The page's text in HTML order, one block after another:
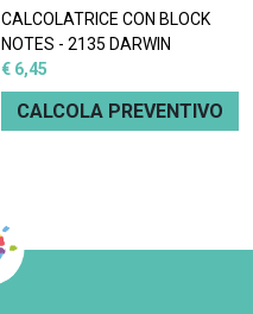
CALCOLATRICE CON BLOCK
NOTES - 2135 DARWIN
€ 6,45
CALCOLA PREVENTIVO